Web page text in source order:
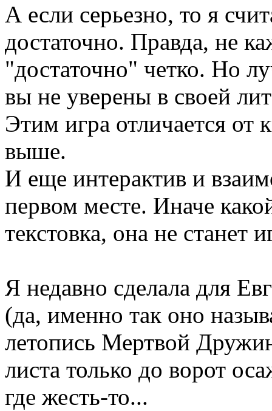
А если серьезно, то я
достаточно. Правда, не
"достаточно" четко. Но
вы не уверены в своей
Этим игра отличается от
выше.
И еще интерактив и
первом месте. Иначе
текстовка, она не станет
Я недавно сделала для
(да, именно так оно
летопись Мертвой
листа только до ворот
где жесть-то...